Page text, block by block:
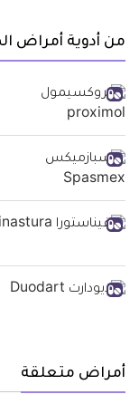
من أدوية أمراض
أمراض متعلقة